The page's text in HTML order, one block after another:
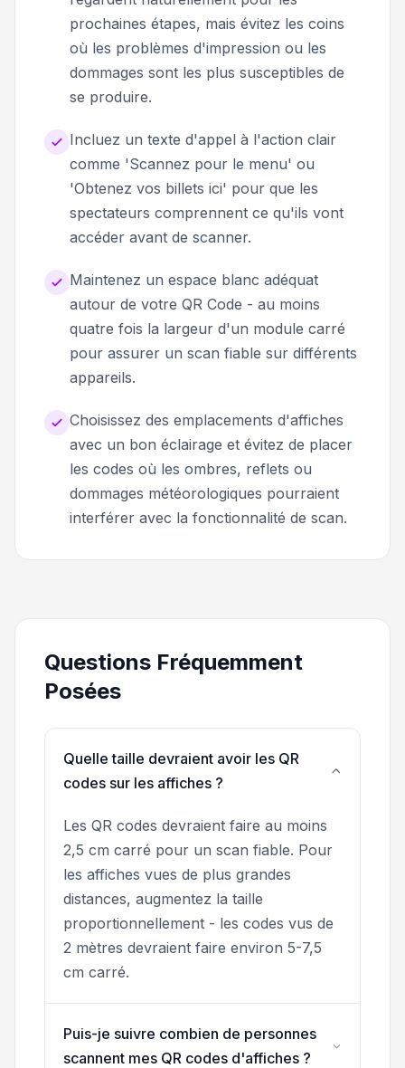
prochaines étapes, mais évitez les coins
où les problèmes d'impression ou les
dommages sont les plus susceptibles de
se produire.
Incluez un texte d'appel à l'action clair
comme 'Scannez pour le menu' ou
'Obtenez vos billets ici' pour que les
spectateurs comprennent ce qu'ils vont
accéder avant de scanner.
Maintenez un espace blanc adéquat
autour de votre QR Code - au moins
quatre fois la largeur d'un module carré
pour assurer un scan fiable sur différents
appareils.
Choisissez des emplacements d'affiches
avec un bon éclairage et évitez de placer
les codes où les ombres, reflets ou
dommages météorologiques pourraient
interférer avec la fonctionnalité de scan.
Questions Fréquemment
Posées
Quelle taille devraient avoir les QR
codes sur les affiches ?
Les QR codes devraient faire au moins
2,5 cm carré pour un scan fiable. Pour
les affiches vues de plus grandes
distances, augmentez la taille
proportionnellement - les codes vus de
2 mètres devraient faire environ 5-7,5
cm carré.
Puis-je suivre combien de personnes
scannent mes QR codes d'affiches ?